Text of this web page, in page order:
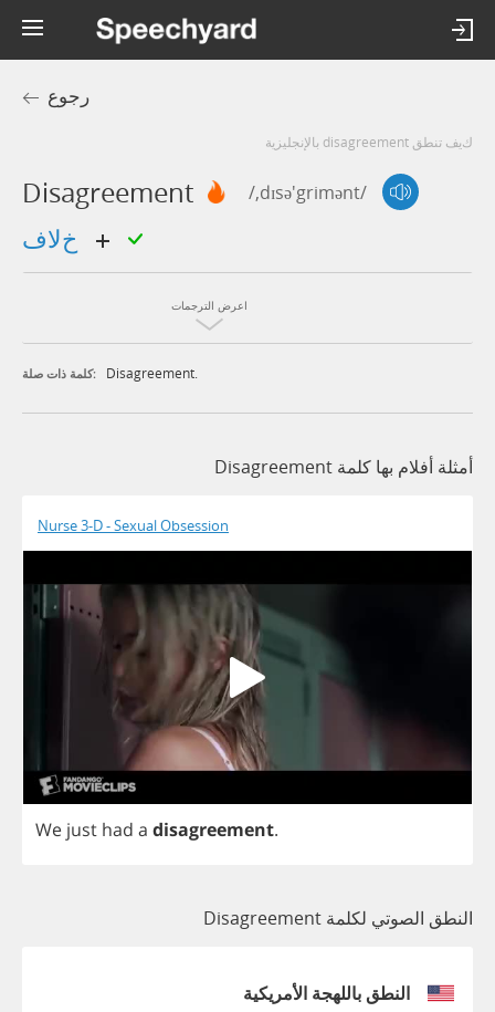
رجوع
كيف تنطق disagreement بالإنجليزية
Disagreement /,dɪsə'grimənt/
اعرض الترجمات
كلمة ذات صلة: Disagreement.
أمثلة أفلام بها كلمة Disagreement
Nurse 3-D - Sexual Obsession
We just had a disagreement.
النطق الصوتي لكلمة Disagreement
النطق باللهجة الأمريكية